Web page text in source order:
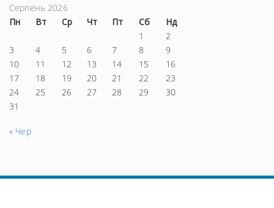
Серпень 2026
Пн
Вт Ср Чт Пт Сб
Нд
1
2
3
4 5 6 7 8
9
10
11 12 13 14 15
16
17
18 19 20 21 22
23
24
25 26 27 28 29
30
31
« Чер